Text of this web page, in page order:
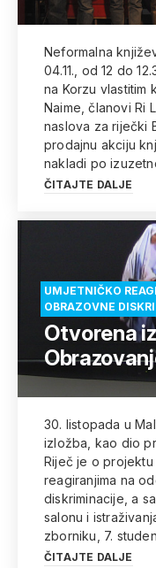
Neformalna
04.11., od 12 do
na Korzu vlastitim
Naime, članovi Ri
naslova za riječki
prodajnu akciju
nakladi po
ČITAJTE DALJE
UMJETNIČKO
OBRAZOVNE
Otvorena
30. listopada u
izložba, kao dio
Riječ je o
reagiranjima na
diskriminacije, a
salonu i
zborniku, 7.
ČITAJTE DALJE